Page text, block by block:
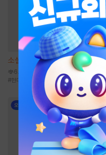
소설 남편이 된 선생님 [단행본]
6.5천
#현대물 사제지간